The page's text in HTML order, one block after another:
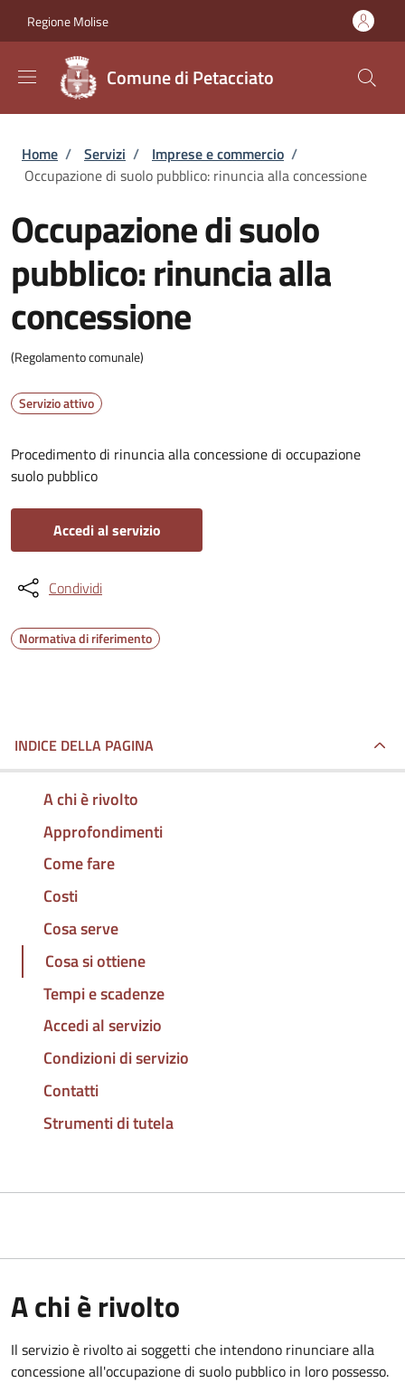
Regione Molise
Comune di Petacciato
Briciole di pane
Home / Servizi / Imprese e commercio /
Occupazione di suolo pubblico: rinuncia alla concessione
Occupazione di suolo
pubblico: rinuncia alla
concessione
(Regolamento comunale)
Servizio attivo
Procedimento di rinuncia alla concessione di occupazione
suolo pubblico
Accedi al servizio
Condividi
Normativa di riferimento
INDICE DELLA PAGINA
A chi è rivolto
Approfondimenti
Come fare
Costi
Cosa serve
Cosa si ottiene
Tempi e scadenze
Accedi al servizio
Condizioni di servizio
Contatti
Strumenti di tutela
A chi è rivolto
Il servizio è rivolto ai soggetti che intendono rinunciare alla
concessione all'occupazione di suolo pubblico in loro possesso.